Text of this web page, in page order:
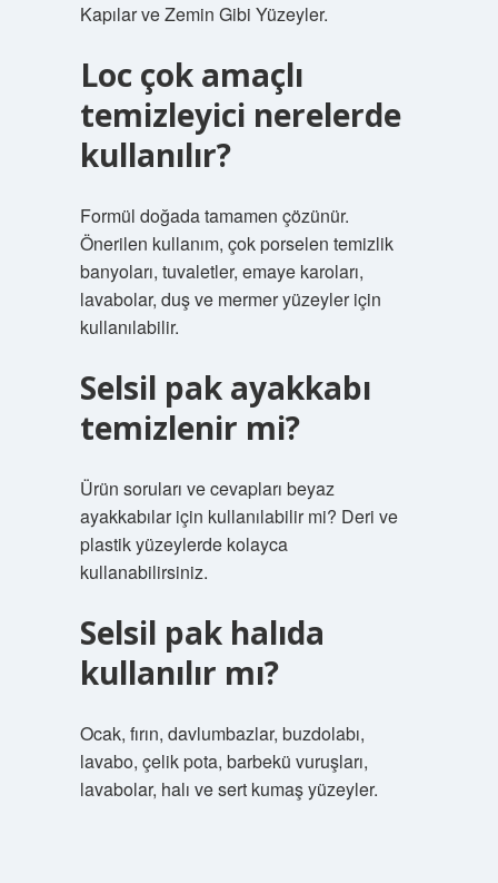
Kapılar ve Zemin Gibi Yüzeyler.
Loc çok amaçlı
temizleyici nerelerde
kullanılır?
Formül doğada tamamen çözünür.
Önerilen kullanım, çok porselen temizlik
banyoları, tuvaletler, emaye karoları,
lavabolar, duş ve mermer yüzeyler için
kullanılabilir.
Selsil pak ayakkabı
temizlenir mi?
Ürün soruları ve cevapları beyaz
ayakkabılar için kullanılabilir mi? Deri ve
plastik yüzeylerde kolayca
kullanabilirsiniz.
Selsil pak halıda
kullanılır mı?
Ocak, fırın, davlumbazlar, buzdolabı,
lavabo, çelik pota, barbekü vuruşları,
lavabolar, halı ve sert kumaş yüzeyler.